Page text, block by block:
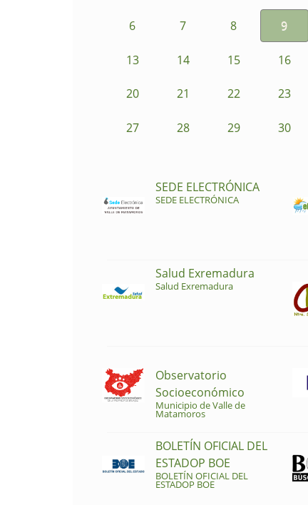
6 7 8 9
13 14 15 16
20 21 22 23
27 28 29 30
SEDE ELECTRÓNICA
SEDE ELECTRÓNICA
Salud Exremadura
Salud Exremadura
Observatorio
Socioeconómico
Municipio de Valle de
Matamoros
BOLETÍN OFICIAL DEL
ESTADOP BOE
BOLETÍN OFICIAL DEL
ESTADOP BOE